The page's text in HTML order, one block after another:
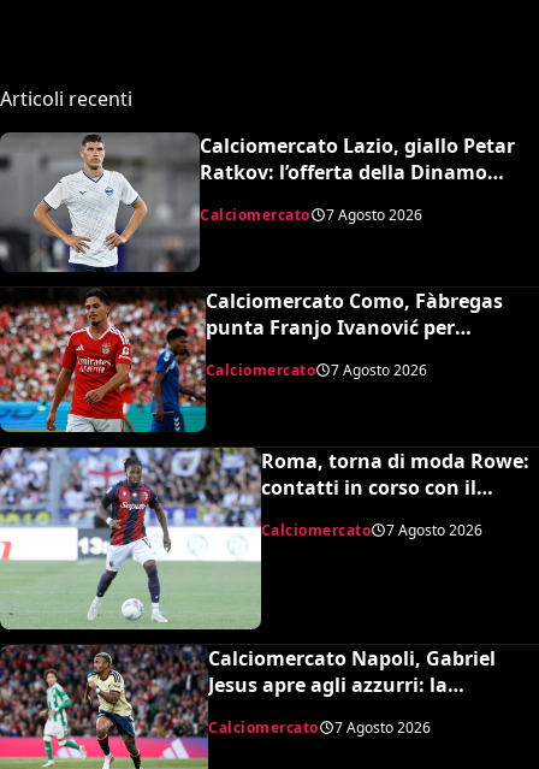
Articoli recenti
Calciomercato Lazio, giallo Petar
Ratkov: l’offerta della Dinamo
Calciomercato 7 Agosto 2026
Calciomercato Como, Fàbregas
punta Franjo Ivanović per
l’attacco: il punto sulla trattativa
Calciomercato 7 Agosto 2026
Roma, torna di moda Rowe:
contatti in corso con il
Bologna
Calciomercato 7 Agosto 2026
Calciomercato Napoli, Gabriel
Jesus apre agli azzurri: la
Calciomercato 7 Agosto 2026